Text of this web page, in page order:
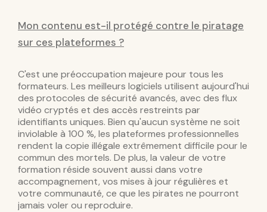
Mon contenu est-il protégé contre le piratage
sur ces plateformes ?
C'est une préoccupation majeure pour tous les
formateurs. Les meilleurs logiciels utilisent aujourd'hui
des protocoles de sécurité avancés, avec des flux
vidéo cryptés et des accès restreints par
identifiants uniques. Bien qu'aucun système ne soit
inviolable à 100 %, les plateformes professionnelles
rendent la copie illégale extrêmement difficile pour le
commun des mortels. De plus, la valeur de votre
formation réside souvent aussi dans votre
accompagnement, vos mises à jour régulières et
votre communauté, ce que les pirates ne pourront
jamais voler ou reproduire.